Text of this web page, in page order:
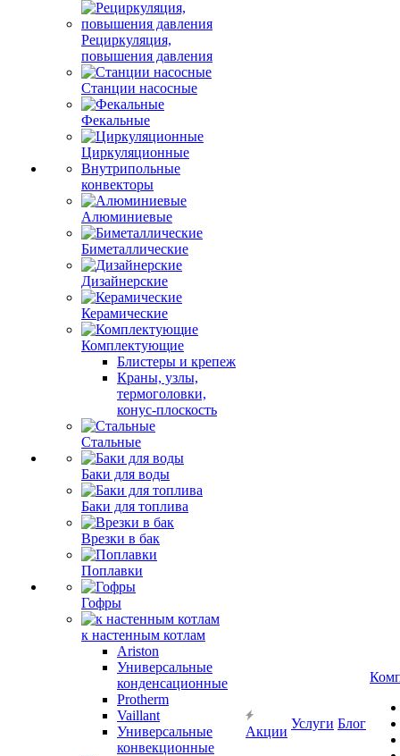
Рециркуляция,
повышения давления
Станции насосные
Фекальные
Циркуляционные
Внутрипольные
конвекторы
Алюминиевые
Биметаллические
Дизайнерские
Керамические
Комплектующие
Блистеры и крепеж
Краны, узлы,
термоголовки,
конус-плоскость
Стальные
Баки для воды
Баки для топлива
Врезки в бак
Поплавки
Гофры
к настенным котлам
Ariston
Универсальные
конденсационные
Protherm
Vaillant
Универсальные
конвекционные
Акции
Услуги Блог